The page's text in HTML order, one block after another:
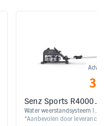
Senz Sports R4000
Roeitrainer
Water weerstandsysteem |
Inklapbaar | Weerstand
*Aanbevolen door leverancier